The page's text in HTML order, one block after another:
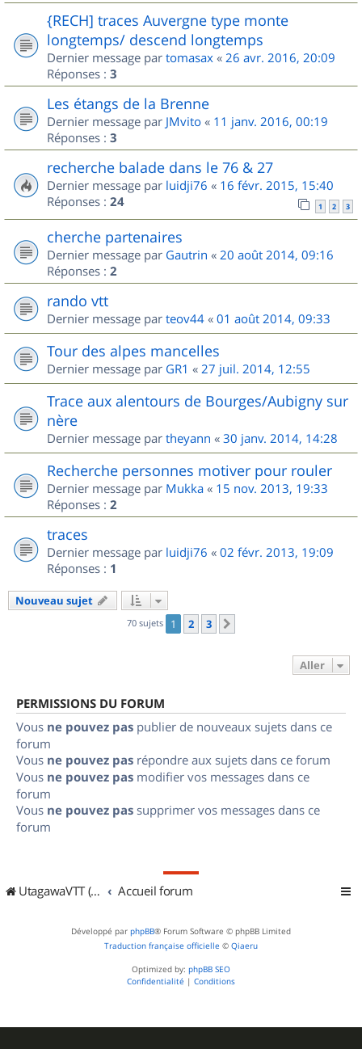
{RECH] traces Auvergne type monte
longtemps/ descend longtemps
Dernier message par tomasax « 26 avr. 2016, 20:09
Réponses : 3
Les étangs de la Brenne
Dernier message par JMvito « 11 janv. 2016, 00:19
Réponses : 3
recherche balade dans le 76 & 27
Dernier message par luidji76 « 16 févr. 2015, 15:40
Réponses : 24 1 2 3
cherche partenaires
Dernier message par Gautrin « 20 août 2014, 09:16
Réponses : 2
rando vtt
Dernier message par teov44 « 01 août 2014, 09:33
Tour des alpes mancelles
Dernier message par GR1 « 27 juil. 2014, 12:55
Trace aux alentours de Bourges/Aubigny sur
nère
Dernier message par theyann « 30 janv. 2014, 14:28
Recherche personnes motiver pour rouler
Dernier message par Mukka « 15 nov. 2013, 19:33
Réponses : 2
traces
Dernier message par luidji76 « 02 févr. 2013, 19:09
Réponses : 1
Nouveau sujet
70 sujets 1 2 3
Aller
PERMISSIONS DU FORUM
Vous ne pouvez pas publier de nouveaux sujets dans ce
forum
Vous ne pouvez pas répondre aux sujets dans ce forum
Vous ne pouvez pas modifier vos messages dans ce
forum
Vous ne pouvez pas supprimer vos messages dans ce
forum
UtagawaVTT (Randos VTT et VTTAE avec traces GPS) Accueil forum
Développé par phpBB® Forum Software © phpBB Limited
Traduction française officielle © Qiaeru
Optimized by: phpBB SEO
Confidentialité | Conditions